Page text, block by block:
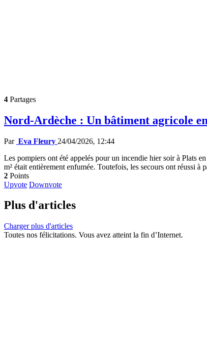
4 Partages
Nord-Ardèche : Un bâtiment agricole
Par Eva Fleury 24/04/2026, 12:44
Les pompiers ont été appelés pour un incendie hier soir à Plats
m² était entièrement enfumée. Toutefois, les secours ont réussi à
2 Points
Upvote Downvote
Plus d'articles
Charger plus d'articles
Toutes nos félicitations. Vous avez atteint la fin d’Internet.